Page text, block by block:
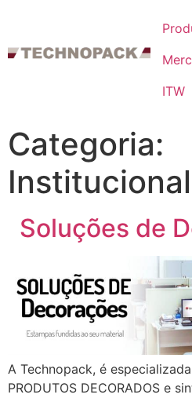
ITW
Categoria:
Institucional
Soluções de
A Technopack, é
PRODUTOS DECORADOS e